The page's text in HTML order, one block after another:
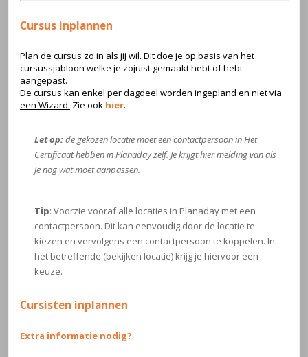
Cursus inplannen
Plan de cursus zo in als jij wil. Dit doe je op basis van het
cursussjabloon welke je zojuist gemaakt hebt of hebt
aangepast.
De cursus kan enkel per dagdeel worden ingepland en niet via
een Wizard. Zie ook hier.
Let op:de gekozen locatie moet een contactpersoon in Het
Certificaat hebben in Planaday zelf. Je krijgt hier melding van als
je nog wat moet aanpassen.
Tip: Voorzie vooraf alle locaties in Planaday met een
contactpersoon. Dit kan eenvoudig door de locatie te
kiezen en vervolgens een contactpersoon te koppelen. In
het betreffende (bekijken locatie) krijg je hiervoor een
keuze.
Cursisten inplannen
Extra informatie nodig?